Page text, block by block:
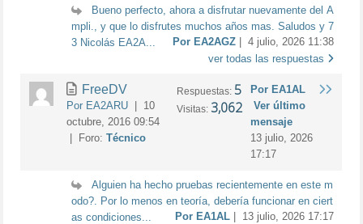
Bueno perfecto, ahora a disfrutar nuevamente del A
mpli., y que lo disfrutes muchos años mas. Saludos y 7
3 Nicolás EA2A...
Por EA2AGZ | 4 julio, 2026 11:38
ver todas las respuestas
FreeDV
Por EA2ARU | 10
octubre, 2016 09:54
| Foro:Técnico
Respuestas: 5
Visitas: 3,062
Por EA1AL
Ver último
mensaje
13 julio, 2026
17:17
Alguien ha hecho pruebas recientemente en este m
odo?. Por lo menos en teoría, debería funcionar en ciert
as condiciones...
Por EA1AL | 13 julio, 2026 17:17